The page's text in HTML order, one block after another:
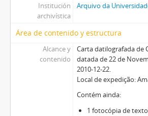
Institución
archivística
Arquivo da
Área de contenido y estructura
Alcance y
contenido
Carta datilografada de
datada de 22 de
2010-12-22.
Local de expedição:
Contém ainda:
1 fotocópia de texto